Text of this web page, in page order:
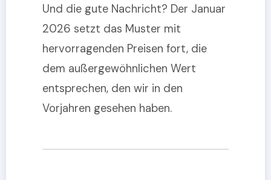
Und die gute Nachricht? Der Januar
2026 setzt das Muster mit
hervorragenden Preisen fort, die
dem außergewöhnlichen Wert
entsprechen, den wir in den
Vorjahren gesehen haben.